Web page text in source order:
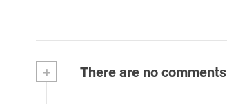
+ There are no comments